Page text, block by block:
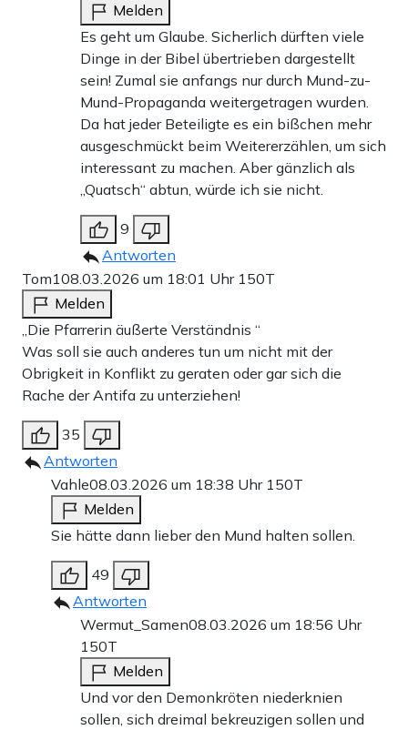
Melden
Es geht um Glaube. Sicherlich dürften viele
Dinge in der Bibel übertrieben dargestellt
sein! Zumal sie anfangs nur durch Mund-zu-
Mund-Propaganda weitergetragen wurden.
Da hat jeder Beteiligte es ein bißchen mehr
ausgeschmückt beim Weitererzählen, um sich
interessant zu machen. Aber gänzlich als
„Quatsch“ abtun, würde ich sie nicht.
9
Antworten
Tom108.03.2026 um 18:01 Uhr 150T
Melden
„Die Pfarrerin äußerte Verständnis “
Was soll sie auch anderes tun um nicht mit der
Obrigkeit in Konflikt zu geraten oder gar sich die
Rache der Antifa zu unterziehen!
35
Antworten
Vahle08.03.2026 um 18:38 Uhr 150T
Melden
Sie hätte dann lieber den Mund halten sollen.
49
Antworten
Wermut_Samen08.03.2026 um 18:56 Uhr
150T
Melden
Und vor den Demonkröten niederknien
sollen, sich dreimal bekreuzigen sollen und